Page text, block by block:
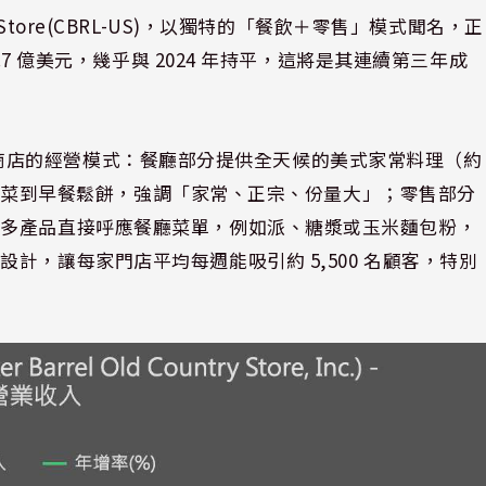
US)，以獨特的「餐飲＋零售」模式聞名，正
億美元，幾乎與 2024 年持平，這將是其連續第三年成
的經營模式：餐廳部分提供全天候的美式家常料理（約
到早餐鬆餅，強調「家常、正宗、份量大」；零售部分
產品直接呼應餐廳菜單，例如派、糖漿或玉米麵包粉，
計，讓每家門店平均每週能吸引約 5,500 名顧客，特別